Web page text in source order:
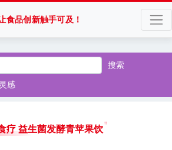
食品创新触手可及！
搜索
感
疗 益生菌发酵青苹果饮